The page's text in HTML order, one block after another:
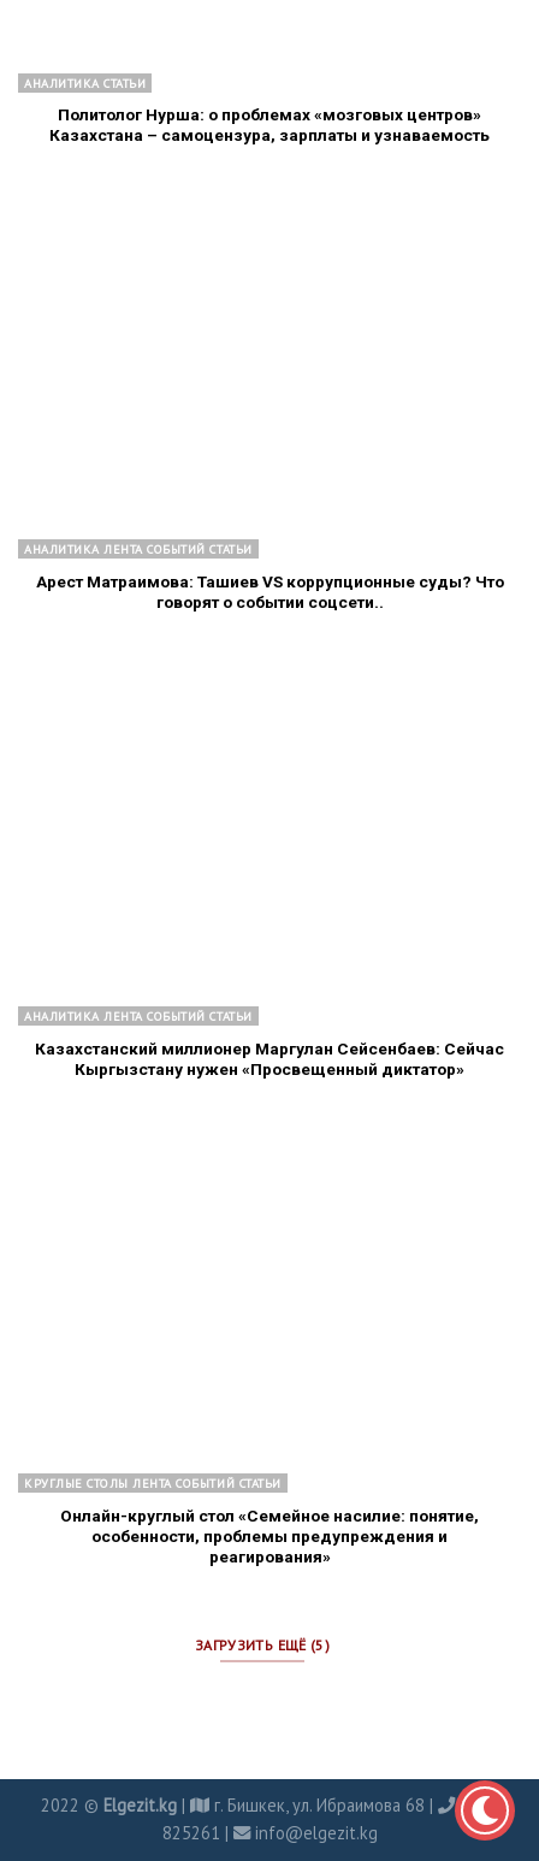
АНАЛИТИКА СТАТЬИ
Политолог Нурша: о проблемах «мозговых центров»
Казахстана – самоцензура, зарплаты и узнаваемость
АНАЛИТИКА ЛЕНТА СОБЫТИЙ СТАТЬИ
Арест Матраимова: Ташиев VS коррупционные суды? Что
говорят о событии соцсети..
АНАЛИТИКА ЛЕНТА СОБЫТИЙ СТАТЬИ
Казахстанский миллионер Маргулан Сейсенбаев: Сейчас
Кыргызстану нужен «Просвещенный диктатор»
КРУГЛЫЕ СТОЛЫ ЛЕНТА СОБЫТИЙ СТАТЬИ
Онлайн-круглый стол «Семейное насилие: понятие,
особенности, проблемы предупреждения и
реагирования»
ЗАГРУЗИТЬ ЕЩЁ (5)
2022 © Elgezit.kg | г. Бишкек, ул. Ибраимова 68 |
0702
825261 |
info@elgezit.kg